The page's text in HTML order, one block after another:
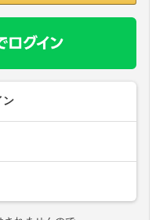
ン